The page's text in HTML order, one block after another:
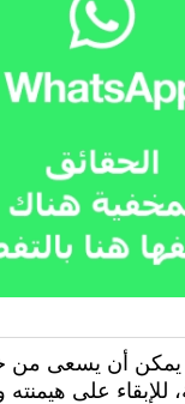
يمكن أن يسعى من
للإبقاء على